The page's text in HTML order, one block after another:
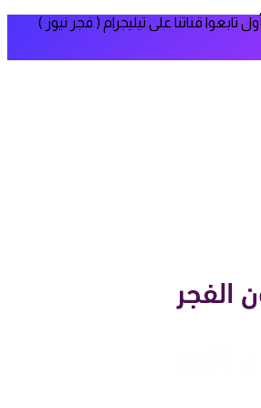
تابعوا قناتنا على تيليجرام ( فجر نيوز )